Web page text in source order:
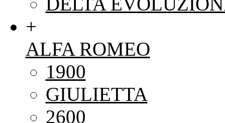
+
ALFA ROMEO
1900
GIULIETTA
2600